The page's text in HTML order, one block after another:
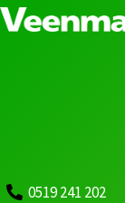
0519 241 202